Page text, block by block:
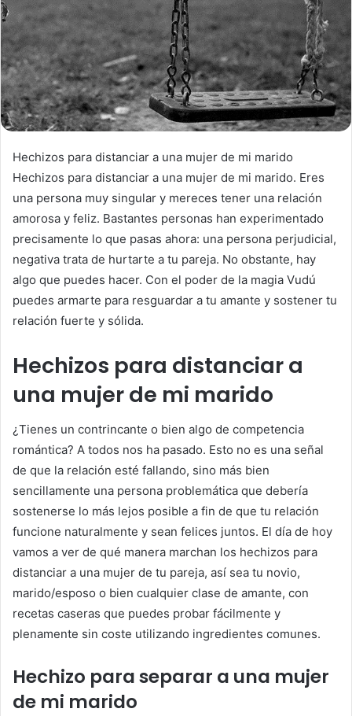
Hechizos para distanciar a una mujer de mi marido
Hechizos para distanciar a una mujer de mi marido. Eres
una persona muy singular y mereces tener una relación
amorosa y feliz. Bastantes personas han experimentado
precisamente lo que pasas ahora: una persona perjudicial,
negativa trata de hurtarte a tu pareja. No obstante, hay
algo que puedes hacer. Con el poder de la magia Vudú
puedes armarte para resguardar a tu amante y sostener tu
relación fuerte y sólida.
Hechizos para distanciar a
una mujer de mi marido
¿Tienes un contrincante o bien algo de competencia
romántica? A todos nos ha pasado. Esto no es una señal
de que la relación esté fallando, sino más bien
sencillamente una persona problemática que debería
sostenerse lo más lejos posible a fin de que tu relación
funcione naturalmente y sean felices juntos. El día de hoy
vamos a ver de qué manera marchan los hechizos para
distanciar a una mujer de tu pareja, así sea tu novio,
marido/esposo o bien cualquier clase de amante, con
recetas caseras que puedes probar fácilmente y
plenamente sin coste utilizando ingredientes comunes.
Hechizo para separar a una mujer
de mi marido